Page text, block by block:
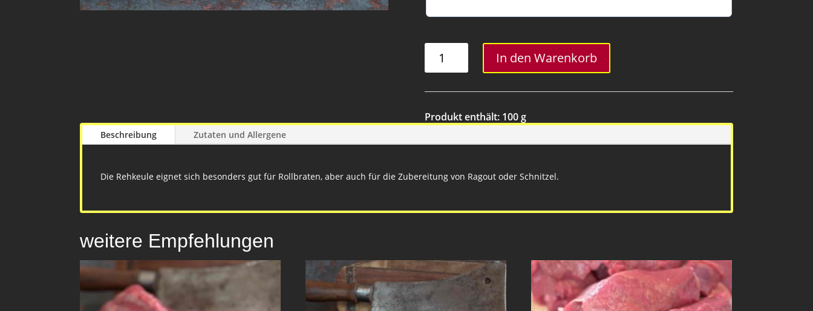
Menge
In den Warenkorb
Produkt enthält: 100g
Beschreibung Zutaten und Allergene
Die Rehkeule eignet sich besonders gut für Rollbraten, aber auch für die Zubereitung von Ragout oder Schnitzel.
weitere Empfehlungen